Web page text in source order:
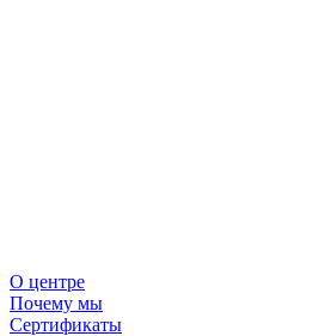
О центре
Почему мы
Сертификаты